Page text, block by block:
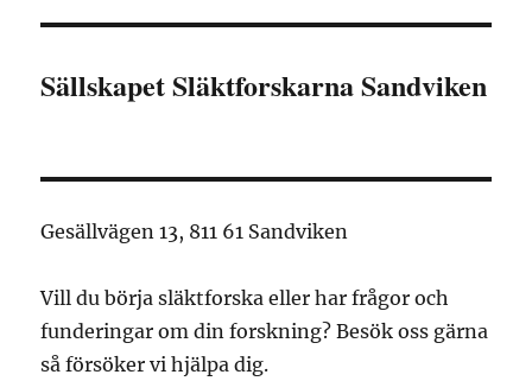
Sällskapet Släktforskarna Sandviken
Gesällvägen 13, 811 61 Sandviken
Vill du börja släktforska eller har frågor och
funderingar om din forskning? Besök oss gärna
så försöker vi hjälpa dig.